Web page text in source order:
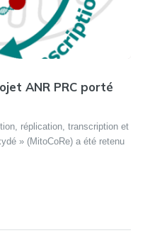
ANR PRC porté
réplication, transcription et
» (MitoCoRe) a été retenu